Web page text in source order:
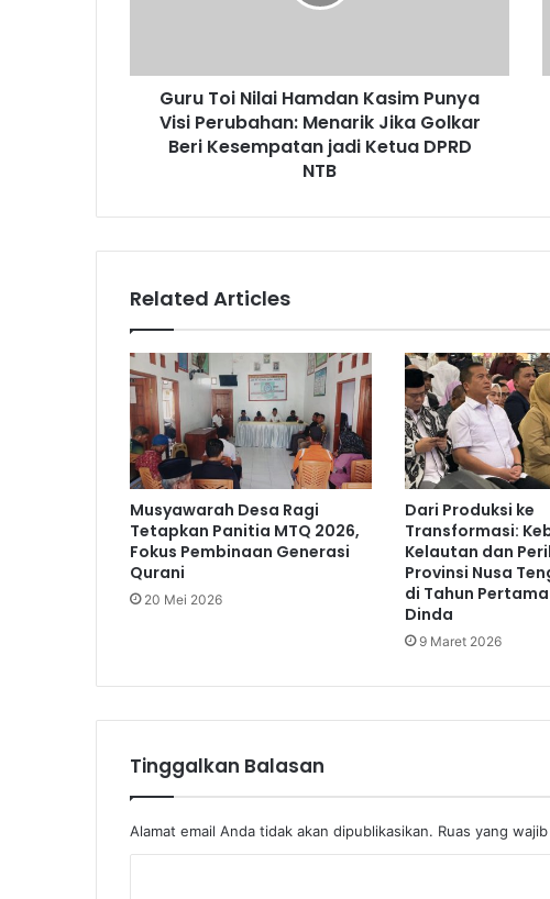
Guru Toi Nilai Hamdan Kasim Punya
Visi Perubahan: Menarik Jika Golkar
Beri Kesempatan jadi Ketua DPRD
NTB
Related Articles
Musyawarah Desa Ragi
Tetapkan Panitia MTQ 2026,
Fokus Pembinaan Generasi
Qurani
20 Mei 2026
Dari Produksi ke
Transformasi:
Kelautan dan
Provinsi Nusa
di Tahun
Dinda
9 Maret 2026
Tinggalkan Balasan
Alamat email Anda tidak akan dipublikasikan. Ruas yang